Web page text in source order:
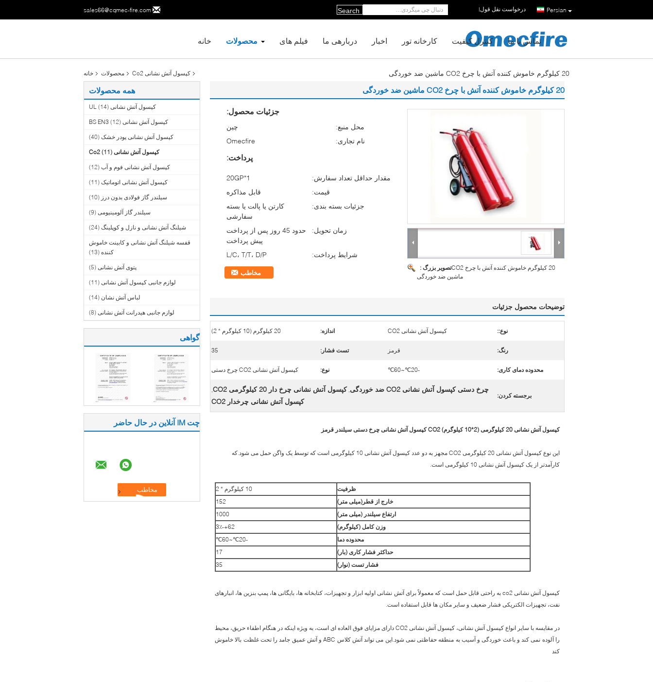
sales66@cqmec-fire.com Persian درخواست نقل قول|
Search
خانه محصولات فیلم های دربارهی ما اخبار کارخانه تور کنترل کیفیت تماس با ما
خانه محصولات کپسول آتش نشانی Co2 20 کیلوگرم خاموش کننده آتش با چرخ CO2 ماشین ضد خوردگی
همه محصولات
کپسول آتش نشانی UL (14)
کپسول آتش نشانی BS EN3 (12)
کپسول آتش نشانی پودر خشک (40)
کپسول آتش نشانی Co2 (11)
کپسول آتش نشانی فوم و آب (12)
کپسول آتش نشانی اتوماتیک (11)
سیلندر گاز فولادی بدون درز (10)
سیلندر گاز آلومینیومی (9)
شیلنگ آتش نشانی و نازل و کوپلینگ (24)
قفسه شیلنگ آتش نشانی و کابینت خاموش
کننده (13)
پتوی آتش نشانی (5)
لوازم جانبی کپسول آتش نشانی (11)
لباس آتش نشان (14)
لوازم جانبی هیدرانت آتش نشانی (8)
گواهی
چت IM آنلاین در حال حاضر
20 کیلوگرم خاموش کننده آتش با چرخ CO2 ماشین ضد خوردگی
تصویر بزرگ :20 کیلوگرم خاموش کننده آتش با چرخ CO2
ماشین ضد خوردگی
جزئیات محصول:
محل منبع:
چین
نام تجاری:
Omecfire
پرداخت:
مقدار حداقل تعداد سفارش:
1*20GP
قیمت:
قابل مذاکره
جزئیات بسته بندی:
کارتن یا پالت یا بسته
سفارشی
زمان تحویل:
حدود 45 روز پس از پرداخت
پیش پرداخت
شرایط پرداخت:
L/C، T/T، D/P
مخاطب
توضیحات محصول جزئیات
نوع:: کپسول آتش نشانی CO2 اندازه: 20 کیلوگرم (10 کیلوگرم * 2)
رنگ: قرمز تست فشار: 35
محدوده دمای کاری: -20℃~60℃ نوع: کپسول آتش نشانی CO2 چرخ دستی
برجسته کردن:
چرخ دستی کپسول آتش نشانی CO2 ضد خوردگی ,کپسول آتش نشانی چرخ دار 20 کیلوگرمی CO2 ,
کپسول آتش نشانی چرخدار CO2
کپسول آتش نشانی 20 کیلوگرمی (2*10 کیلوگرم) CO2 کپسول آتش نشانی چرخ دستی سیلندر قرمز
این نوع کپسول آتش نشانی 20 کیلوگرمی CO2 مجهز به دو عدد کپسول آتش نشانی 10 کیلوگرمی است که توسط یک واگن حمل می شود.که
کارآمدتر از یک کپسول آتش نشانی 10 کیلوگرمی است.
ظرفیت
10 کیلوگرم * 2
خارج از قطر (میلی متر)
152
ارتفاع سیلندر (میلی متر)
1000
وزن کامل (کیلوگرم)
62+-3٪
محدوده دما
-20℃~60℃
حداکثر فشار کاری (بار)
17
فشار تست (نوار)
35
کپسول آتش نشانی co2 به راحتی قابل حمل است که معمولاً برای آتش نشانی اولیه ابزار و تجهیزات، کتابخانه ها، بایگانی ها، پمپ بنزین ها، انبارهای
نفت، تجهیزات الکتریکی فشار ضعیف و سایر مکان ها قابل استفاده است.
در مقایسه با سایر انواع کپسول آتش نشانی، کپسول آتش نشانی CO2 دارای مزایای فوق العاده ای است، به ویژه اینکه در هنگام اطفاء حریق، محیط
را آلوده نمی کند و باعث خوردگی و آسیب به منطقه حفاظتی نمی شود.این می تواند آتش کلاس ABC و آتش عمیق جامد را تحت غلظت بالا خاموش
کند